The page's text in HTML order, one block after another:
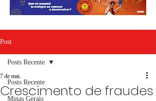
Post
Posts Recente
Minas Gerais
Posts Recente
Crescimento de fraudes
7 de mai.